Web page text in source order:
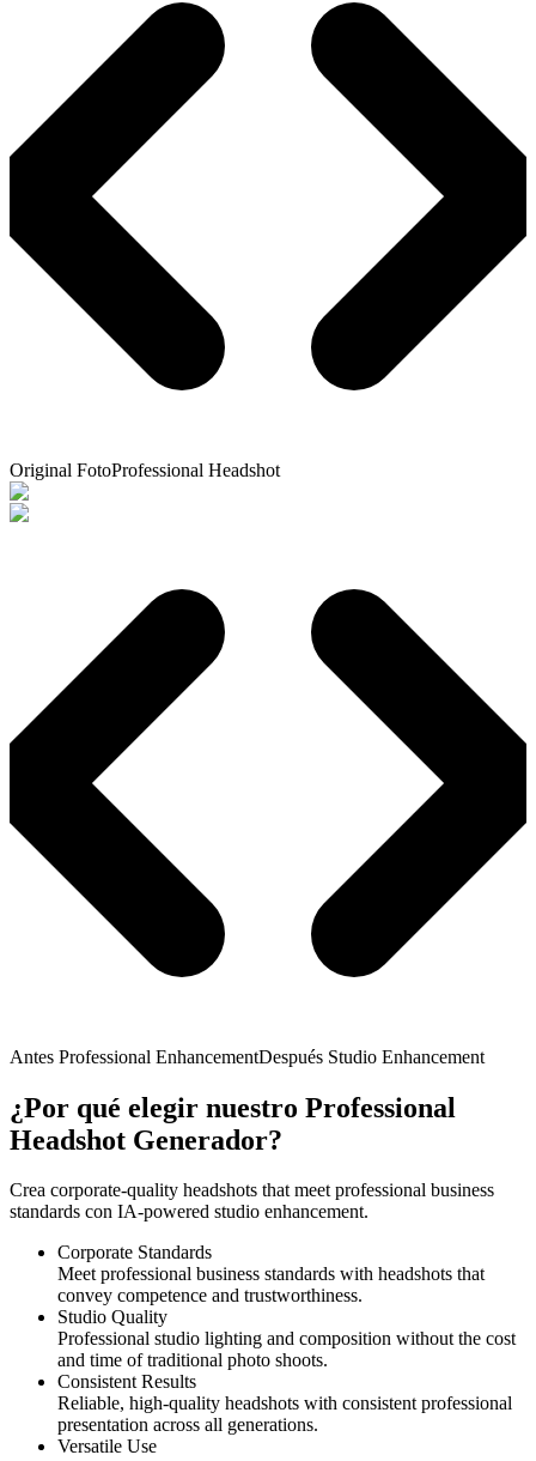
Original FotoProfessional Headshot
Antes Professional EnhancementDespués Studio Enhancement
¿Por qué elegir nuestro Professional
Headshot Generador?
Crea corporate-quality headshots that meet professional business
standards con IA-powered studio enhancement.
Corporate Standards
Meet professional business standards with headshots that
convey competence and trustworthiness.
Studio Quality
Professional studio lighting and composition without the cost
and time of traditional photo shoots.
Consistent Results
Reliable, high-quality headshots with consistent professional
presentation across all generations.
Versatile Use